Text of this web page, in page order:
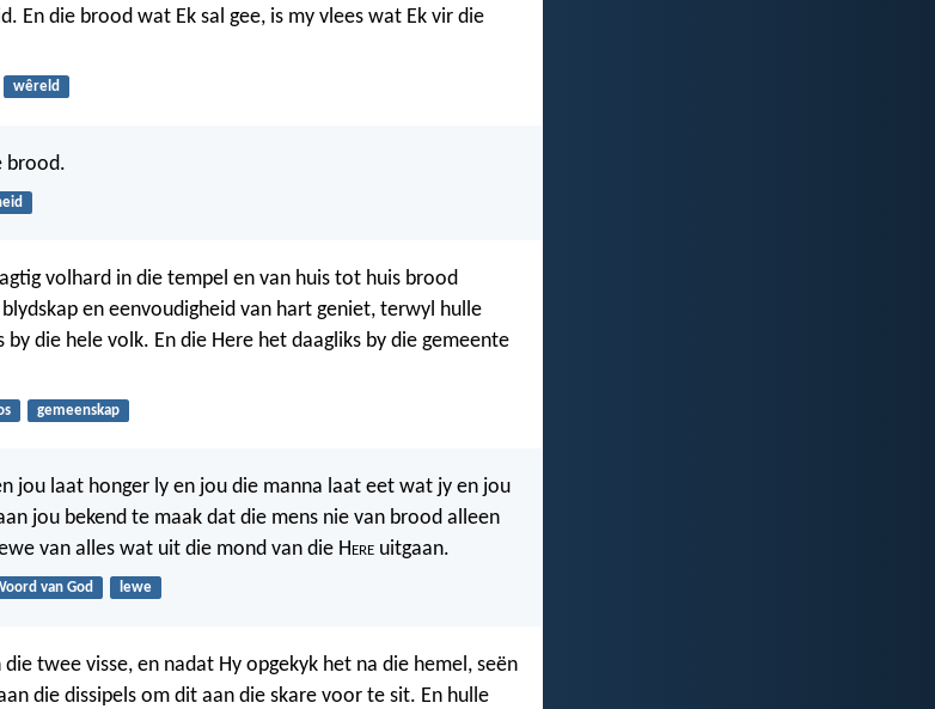
En die brood wat Ek sal gee, is my vlees wat Ek vir die
wêreld
brood.
volhard in die tempel en van huis tot huis brood
en eenvoudigheid van hart geniet, terwyl hulle
by die hele volk. En die Here het daagliks by die gemeente
gemeenskap
jou laat honger ly en jou die manna laat eet wat jy en jou
jou bekend te maak dat die mens nie van brood alleen
van alles wat uit die mond van die Here uitgaan.
van God lewe
twee visse, en nadat Hy opgekyk het na die hemel, seën
die dissipels om dit aan die skare voor te sit. En hulle